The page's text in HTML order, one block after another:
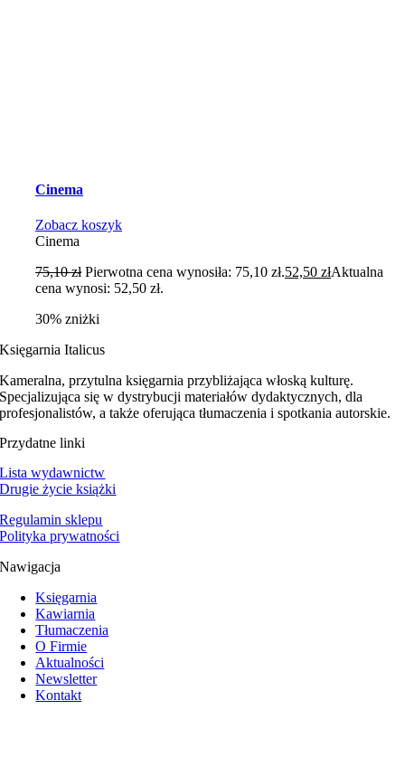
Cinema
Zobacz koszyk
Cinema
75,10zł Pierwotna cena wynosiła: 75,10 zł.52,50złAktualna
cena wynosi: 52,50 zł.
30% zniżki
Księgarnia Italicus
Kameralna, przytulna księgarnia przybliżająca włoską kulturę.
Specjalizująca się w dystrybucji materiałów dydaktycznych, dla
profesjonalistów, a także oferująca tłumaczenia i spotkania autorskie.
Przydatne linki
Lista wydawnictw
Drugie życie książki
Regulamin sklepu
Polityka prywatności
Nawigacja
Księgarnia
Kawiarnia
Tłumaczenia
O Firmie
Aktualności
Newsletter
Kontakt